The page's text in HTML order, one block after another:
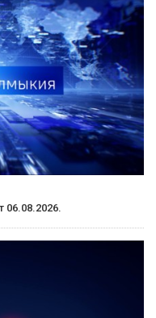
желать лучшего.
времени практическим
МЧС провели
спасательных
пунктов всеми
большое
по вопросам
выделили и основные
проведение
предупреждению
единой